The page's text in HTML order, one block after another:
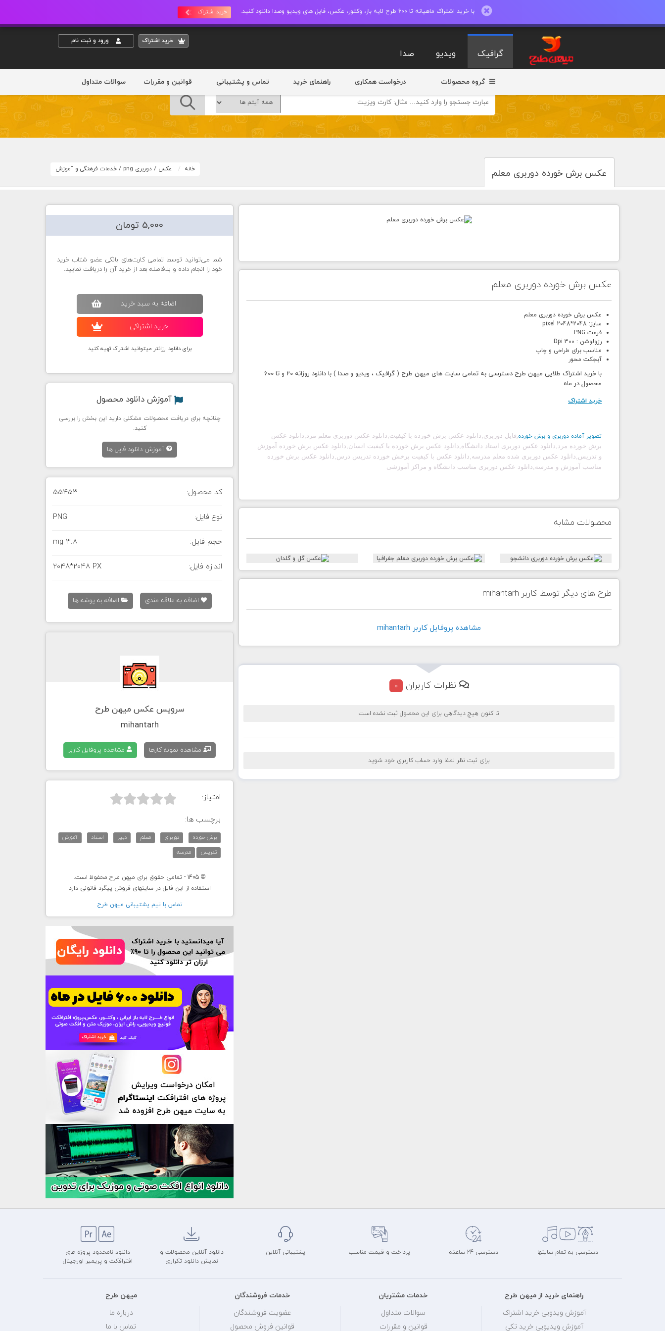
با خرید اشتراک ماهیانه تا 600 طرح لایه باز، وکتور، عکس، فایل های ویدیو وصدا دانلود کنید. خرید اشتراک
خريد اشتراک ورود و ثبت نام
گرافیک ویدیو صدا
گروه محصولات درخواست همکاری راهنمای خرید تماس و پشتیبانی قوانین و مقررات سوالات متداول
عکس برش خورده دوربری معلم خانه عکس / دوربری png / خدمات فرهنگی و آموزش
عکس برش خورده دوربری معلم
عکس برش خورده دوربری معلم
سایز: 2048*2048 pixel
فرمت PNG
رزولوشن : 300 Dpi
مناسب برای طراحی و چاپ
آبجکت محور
با خرید اشتراک طلایی میهن طرح دسترسی به تمامی سایت های میهن طرح ( گرافیک ، ویدیو و صدا ) با دانلود روزانه 20 و تا 600
محصول در ماه
خرید اشتراک
تصویر آماده دوربری و برش خورده,فایل دوربری,دانلود عکس برش خورده با کیفیت,دانلود عکس دوربری معلم مرد,دانلود عکس
برش خورده مرد,دانلود عکس دوربری استاد دانشگاه,دانلود عکس برش خورده با کیفیت انسان,دانلود عکس برش خورده آموزش
و تدریس,دانلود عکس دوربری شده معلم مدرسه,دانلود عکس با کیفیت برخش خورده تدریس درس,دانلود عکس برش خورده
مناسب آموزش و مدرسه,دانلود عکس دوربری مناسب دانشگاه و مراکز آموزشی
محصولات مشابه
طرح های دیگر توسط کاربر mihantarh
مشاهده پروفايل کاربر mihantarh
نظرات کاربران 0
تا کنون هیچ دیدگاهی برای این محصول ثبت نشده است
برای ثبت نظر لطفا وارد حساب کاربری خود شوید
5,000 تومان
شما می‌توانید توسط تمامی کارت‌های بانکی عضو شتاب خرید
خود را انجام داده و بلافاصله بعد از خرید آن را دریافت نمایید.
اضافه به سبد خريد
خريد اشتراکی
برای دانلود ارزانتر میتوانید اشتراک تهیه کنید
آموزش دانلود محصول
چنانچه برای دریافت محصولات مشکلی دارید این بخش را بررسی
کنید.
آموزش دانلود فایل ها
کد محصول: 55453
نوع فایل: PNG
حجم فایل: 3.8 mg
اندازه فایل: 2048*2048 PX
اضافه به علاقه مندی اضافه به پوشه ها
سرویس عکس میهن طرح
mihantarh
مشاهده نمونه کارها مشاهده پروفایل کاربر
امتیاز: 


برچسب ها:
برش خورده دوربری معلم دبیر استاد
آموزش
تدریس
مدرسه
© 1405 - تمامی حقوق برای میهن طرح محفوظ است.
استفاده از این فایل در سایتهای فروش پیگرد قانونی دارد
تماس با تيم پشتيبانی ميهن طرح
دسترسی به تمام سایتها دسترسی 24 ساعته پرداخت و قیمت مناسب پشتیبانی آنلاین
دانلود آنلاین محصولات و
نمایش دانلود تکراری
دانلود نامحدود پروژه های
افترافکت و پریمیر اورجینال
راهنمای خرید از میهن طرح
آموزش ویدویی خرید اشتراک
آموزش ویدیویی خرید تکی
خدمات مشتریان
سوالات متداول
قوانین و مقررات
خدمات فروشندگان
عضویت فروشندگان
قوانین فروش محصول
میهن طرح
درباره ما
تماس با ما